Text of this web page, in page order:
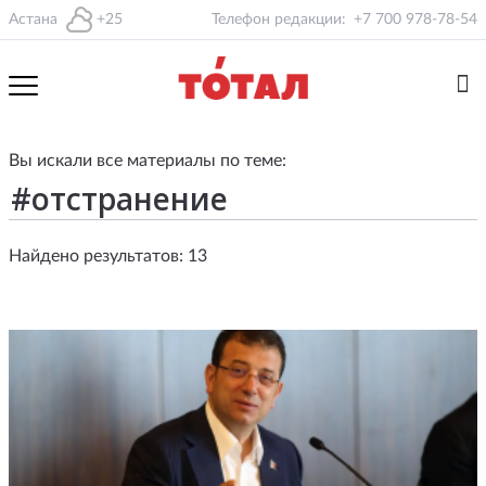
Астана +25 Телефон редакции: +7 700 978-78-54
Вы искали все материалы по теме:
Найдено результатов: 13